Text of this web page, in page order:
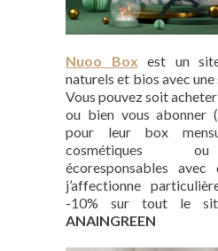
Nuoo Box est un
naturels et bios avec
Vous pouvez soit
ou bien vous abonner
pour leur box
cosmétiques
écoresponsables
j’affectionne
-10% sur tout le
ANAINGREEN